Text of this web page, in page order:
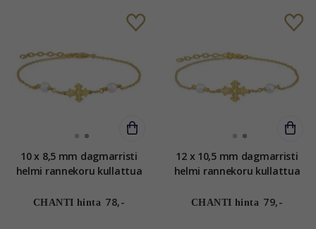
10 x 8,5 mm dagmarristi
helmi rannekoru kullattua
CHANTI hinta 78,-
12 x 10,5 mm dagmarristi
helmi rannekoru kullattua
CHANTI hinta 79,-